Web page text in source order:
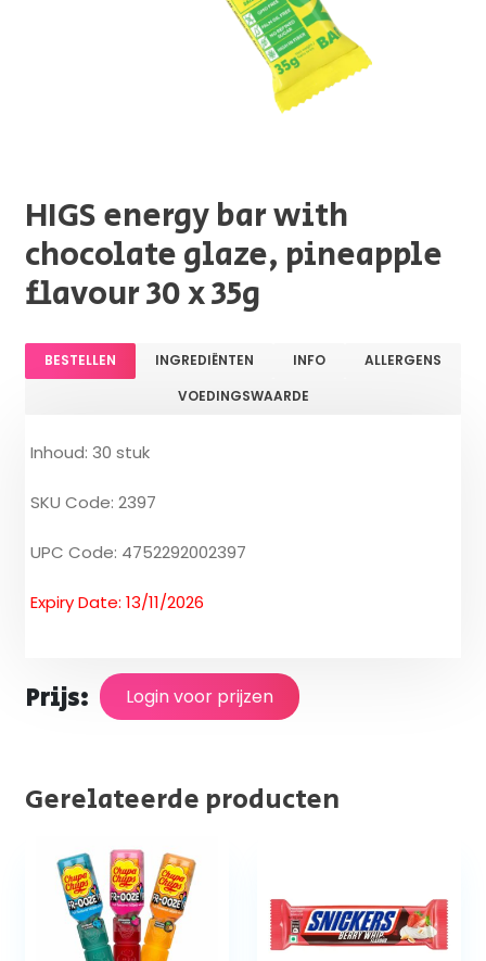
HIGS energy bar with
chocolate glaze, pineapple
flavour 30 x 35g
BESTELLEN INGREDIËNTEN INFO
ALLERGENS
VOEDINGSWAARDE
Inhoud: 30 stuk
SKU Code: 2397
UPC Code: 4752292002397
Expiry Date: 13/11/2026
Prijs: Login voor prijzen
Gerelateerde producten